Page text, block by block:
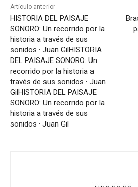
Artículo anterior
HISTORIA DEL PAISAJE
SONORO: Un recorrido por la
historia a través de sus
sonidos · Juan GilHISTORIA
DEL PAISAJE SONORO: Un
recorrido por la historia a
través de sus sonidos · Juan
GilHISTORIA DEL PAISAJE
SONORO: Un recorrido por la
historia a través de sus
sonidos · Juan Gil